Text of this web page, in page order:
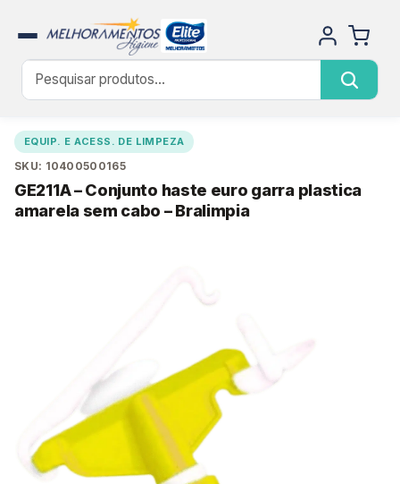
EQUIP. E ACESS. DE LIMPEZA
SKU: 10400500165
GE211A – Conjunto haste euro garra plastica
amarela sem cabo – Bralimpia